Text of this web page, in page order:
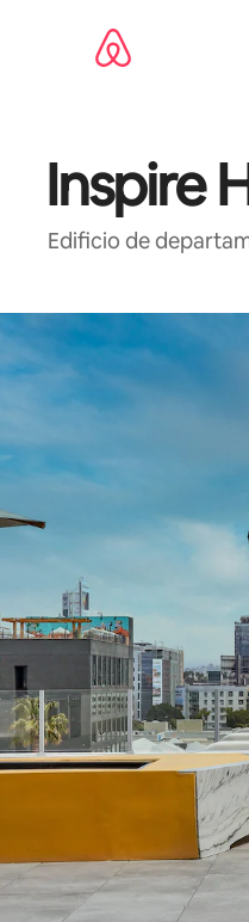
Inspire
Edificio de